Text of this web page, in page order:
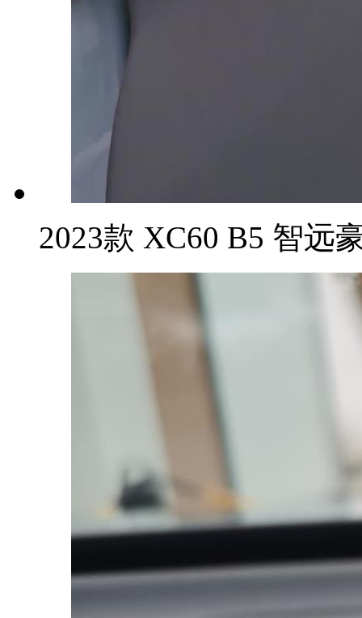
2023款 XC60 B5 智远